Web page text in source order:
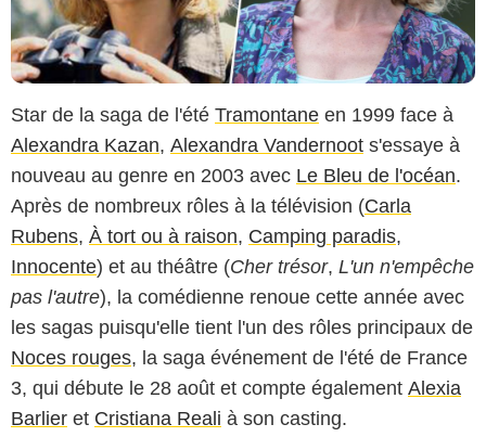
Star de la saga de l'été Tramontane en 1999 face à
Alexandra Kazan, Alexandra Vandernoot s'essaye à
nouveau au genre en 2003 avec Le Bleu de l'océan.
Après de nombreux rôles à la télévision (Carla
Rubens, À tort ou à raison, Camping paradis,
Innocente) et au théâtre (Cher trésor, L'un n'empêche
pas l'autre), la comédienne renoue cette année avec
les sagas puisqu'elle tient l'un des rôles principaux de
Noces rouges, la saga événement de l'été de France
3, qui débute le 28 août et compte également Alexia
Barlier et Cristiana Reali à son casting.